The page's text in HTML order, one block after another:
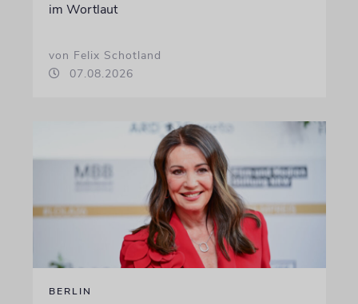
im Wortlaut
von Felix Schotland
07.08.2026
BERLIN